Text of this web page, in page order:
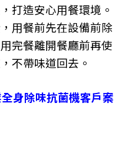
打造安心用餐環境。
用餐前先在設備前除
完餐離開餐廳前再使
不帶味道回去。
身除味抗菌機客戶案